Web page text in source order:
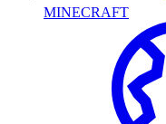
MINECRAFT